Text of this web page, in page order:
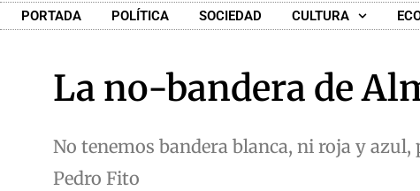
PORTADA POLÍTICA SOCIEDAD CULTURA
La no-bandera de
No tenemos bandera blanca, ni roja y
Pedro Fito